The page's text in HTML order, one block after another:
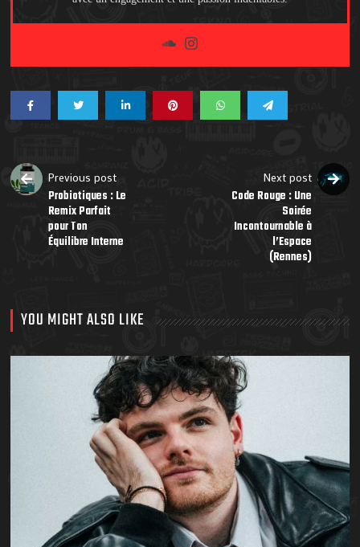
Previous post
Probiotiques : Le
Remix Parfait
pour Ton
Équilibre Interne
Next post
Code Rouge : Une
Soirée
Incontournable à
l’Espace
(Rennes)
YOU MIGHT ALSO LIKE